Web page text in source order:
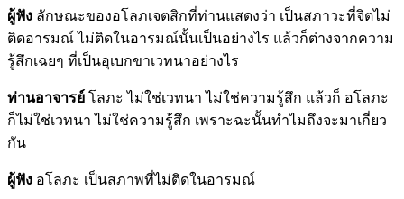
ผู้ฟัง ลักษณะของอโลภเจตสิกที่ท่านแสดงว่า เป็นสภาวะที่จิตไม่
ติดอารมณ์ ไม่ติดในอารมณ์นั้นเป็นอย่างไร แล้วก็ต่างจากความ
รู้สึกเฉยๆ ที่เป็นอุเบกขาเวทนาอย่างไร
ท่านอาจารย์ โลภะ ไม่ใช่เวทนา ไม่ใช่ความรู้สึก แล้วก็ อโลภะ
ก็ไม่ใช่เวทนา ไม่ใช่ความรู้สึก เพราะฉะนั้นทำไมถึงจะมาเกี่ยว
กัน
ผู้ฟัง อโลภะ เป็นสภาพที่ไม่ติดในอารมณ์